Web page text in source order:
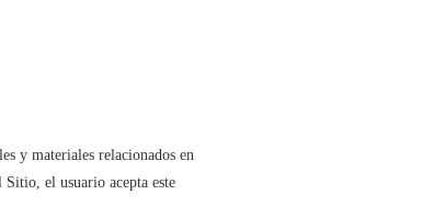
y materiales relacionados en
el usuario acepta este